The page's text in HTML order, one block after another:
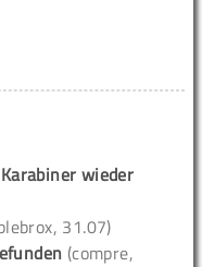
wieder
31.07)
(compre,